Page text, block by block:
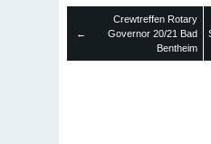
←
Crewtreffen Rotary
Governor 20/21 Bad
Bentheim